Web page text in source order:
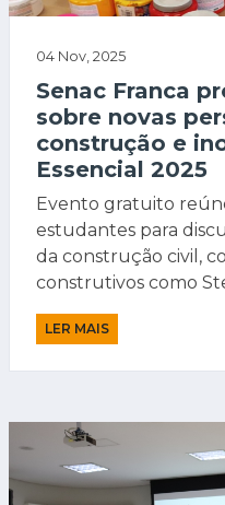
04 Nov, 2025
Senac Franca
sobre novas
construção e
Essencial 2025
Evento gratuito
estudantes para
da construção civil,
construtivos como
LER MAIS